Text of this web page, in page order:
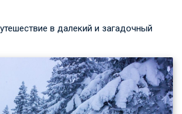
в далекий и загадочный